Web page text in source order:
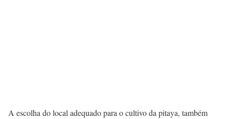
A escolha do local adequado para o cultivo da pitaya, também